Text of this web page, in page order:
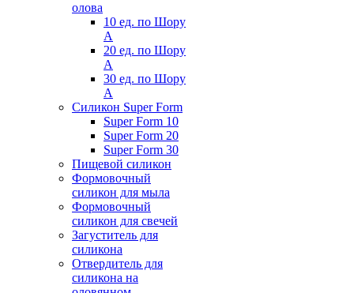
олова
10 ед. по Шору
А
20 ед. по Шору
А
30 ед. по Шору
А
Силикон Super Form
Super Form 10
Super Form 20
Super Form 30
Пищевой силикон
Формовочный
силикон для мыла
Формовочный
силикон для свечей
Загуститель для
силикона
Отвердитель для
силикона на